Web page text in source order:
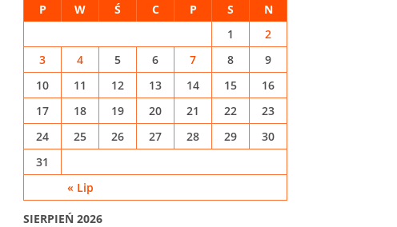
SIERPIEŃ 2026
P W Ś C P S N
« Lip
1
2
3
4 5 6 7 8
9
10
11 12 13 14 15
16
17
18 19 20 21 22
23
24
25 26 27 28 29
30
31